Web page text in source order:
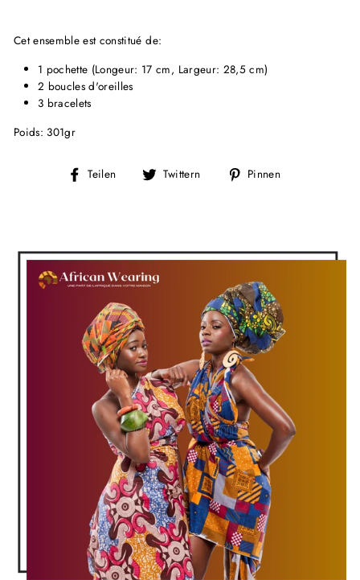
Cet ensemble est constitué de:
1 pochette (Longeur: 17 cm, Largeur: 28,5 cm)
2 boucles d'oreilles
3 bracelets
Poids: 301gr
Teilen
Auf
Twittern Pinnen